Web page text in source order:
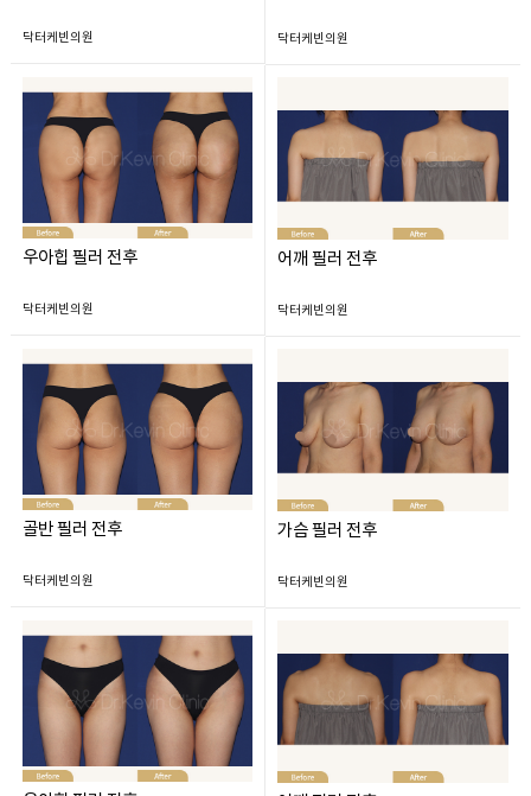
닥터케빈의원 닥터케빈의원
우아힙 필러 전후
닥터케빈의원
어깨 필러 전후
닥터케빈의원
골반 필러 전후
닥터케빈의원
가슴 필러 전후
닥터케빈의원